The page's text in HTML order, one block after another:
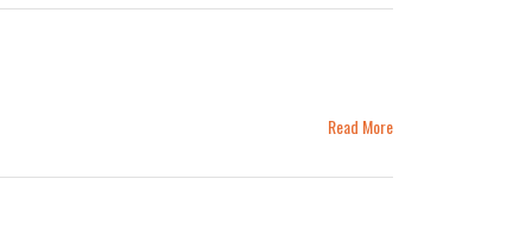
Read More